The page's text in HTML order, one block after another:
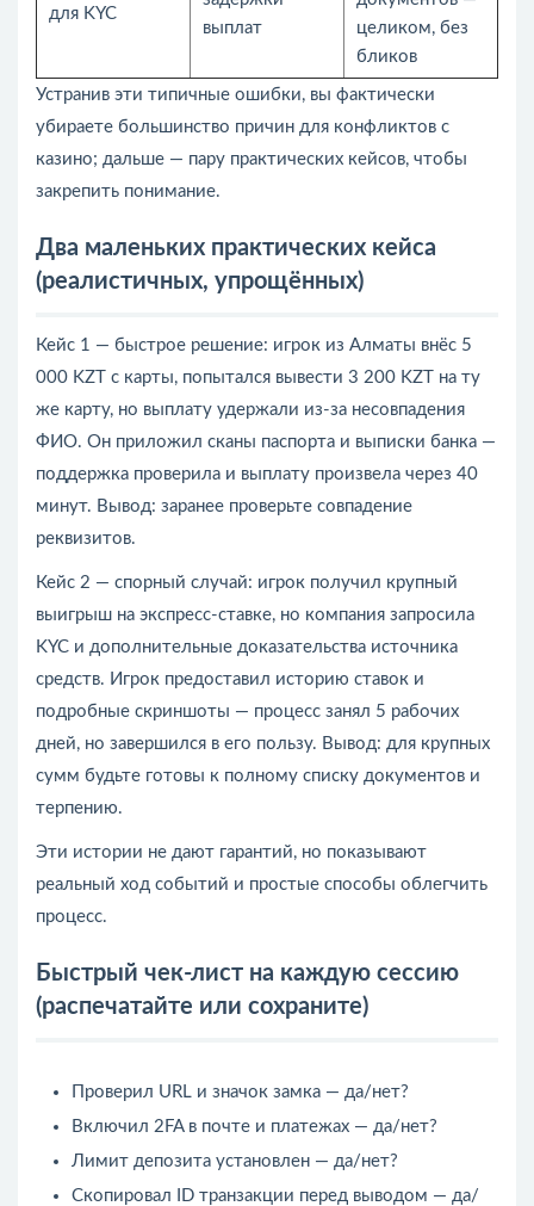
для KYC
выплат
целиком, без
бликов
Устранив эти типичные ошибки, вы фактически
убираете большинство причин для конфликтов с
казино; дальше — пару практических кейсов, чтобы
закрепить понимание.
Два маленьких практических кейса
(реалистичных, упрощённых)
Кейс 1 — быстрое решение: игрок из Алматы внёс 5
000 KZT с карты, попытался вывести 3 200 KZT на ту
же карту, но выплату удержали из‑за несовпадения
ФИО. Он приложил сканы паспорта и выписки банка —
поддержка проверила и выплату произвела через 40
минут. Вывод: заранее проверьте совпадение
реквизитов.
Кейс 2 — спорный случай: игрок получил крупный
выигрыш на экспресс‑ставке, но компания запросила
KYC и дополнительные доказательства источника
средств. Игрок предоставил историю ставок и
подробные скриншоты — процесс занял 5 рабочих
дней, но завершился в его пользу. Вывод: для крупных
сумм будьте готовы к полному списку документов и
терпению.
Эти истории не дают гарантий, но показывают
реальный ход событий и простые способы облегчить
процесс.
Быстрый чек‑лист на каждую сессию
(распечатайте или сохраните)
Проверил URL и значок замка — да/нет?
Включил 2FA в почте и платежах — да/нет?
Лимит депозита установлен — да/нет?
Скопировал ID транзакции перед выводом — да/